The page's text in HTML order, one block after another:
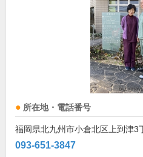
所在地・電話番号
福岡県北九州市小倉北区上到津3
093-651-3847